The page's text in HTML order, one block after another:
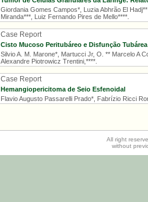
Giordania Gomes Campos*, Luzia Abhrão El
Miranda***, Luiz Fernando Pires de Mello****.
Case Report
Cisto Mucoso Peritubáreo e Disfunção
Silvio A. M. Marone*, Martucci Jr, O. ** Marcelo A
Alexandre Piotrowicz Trentini,****.
Case Report
Hemangiopericitoma de Seio Esfenoidal
Flavio Augusto Passarelli Prado*, Fabrízio Ricci
All right
without